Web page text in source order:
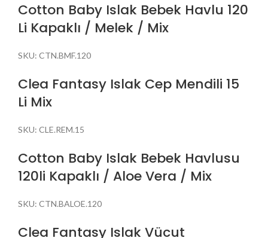
Cotton Baby Islak Bebek Havlu 120
Li Kapaklı / Melek / Mix
SKU: CTN.BMF.120
Clea Fantasy Islak Cep Mendili 15
Li Mix
SKU: CLE.REM.15
Cotton Baby Islak Bebek Havlusu
120li Kapaklı / Aloe Vera / Mix
SKU: CTN.BALOE.120
Clea Fantasy Islak Vücut